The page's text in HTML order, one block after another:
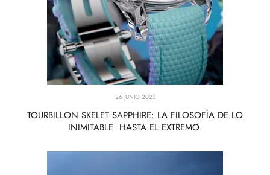
26 JUNIO 2023
TOURBILLON SKELET SAPPHIRE: LA FILOSOFÍA DE LO
INIMITABLE. HASTA EL EXTREMO.